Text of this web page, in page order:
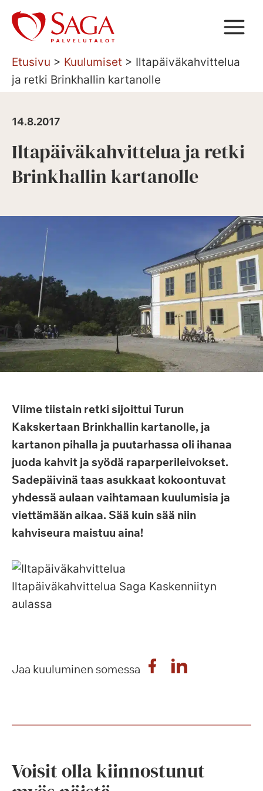
Siirry
sisältöön
Etusivu > Kuulumiset > Iltapäiväkahvittelua
ja retki Brinkhallin kartanolle
14.8.2017
Iltapäiväkahvittelua ja retki
Brinkhallin kartanolle
Viime tiistain retki sijoittui Turun
Kakskertaan Brinkhallin kartanolle, ja
kartanon pihalla ja puutarhassa oli ihanaa
juoda kahvit ja syödä raparperileivokset.
Sadepäivinä taas asukkaat kokoontuvat
yhdessä aulaan vaihtamaan kuulumisia ja
viettämään aikaa. Sää kuin sää niin
kahviseura maistuu aina!
Iltapäiväkahvittelua Saga Kaskenniityn
aulassa
Jaa kuuluminen somessa
Voisit olla kiinnostunut